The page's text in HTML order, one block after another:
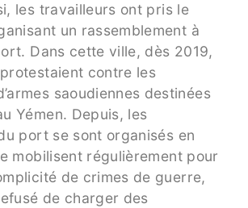
les travailleurs ont pris le
un rassemblement à
Dans cette ville, dès 2019,
contre les
saoudiennes destinées
Yémen. Depuis, les
port se sont organisés en
mobilisent régulièrement pour
de crimes de guerre,
de charger des